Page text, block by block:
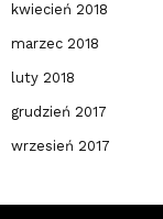
kwiecień 2018
marzec 2018
luty 2018
grudzień 2017
wrzesień 2017